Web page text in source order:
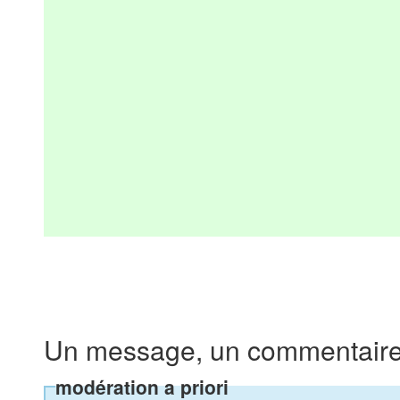
Un message, un
modération a priori